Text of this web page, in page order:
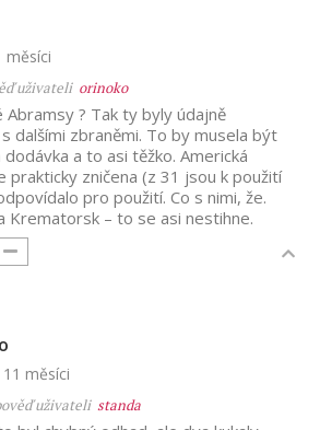
měsíci
uživateli orinoko
Abramsy ? Tak ty byly údajně
dalšími zbraněmi. To by musela být
dodávka a to asi těžko. Americká
prakticky zničena (z 31 jsou k použití
pro použití. Co s nimi, že.
Krematorsk – to se asi nestihne.
měsíci
uživatelistanda